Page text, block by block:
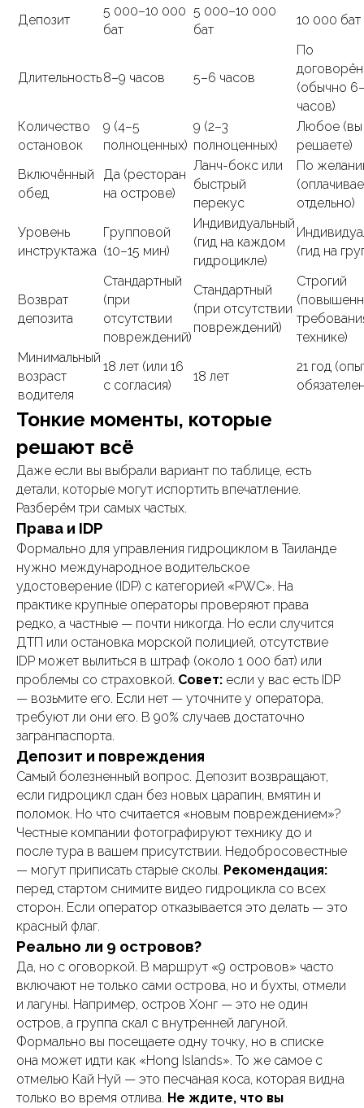
Депозит
5 000–10 000
бат
5 000–10 000
бат
10 000 бат
Длительность8–9 часов 5–6 часов
По
(обычно
часов)
Количество
остановок
9 (4–5
полноценных)
9 (2–3
полноценных)
Любое (вы
решаете)
Включённый
обед
Да (ресторан
на острове)
Ланч-бокс или
быстрый
перекус
По
отдельно)
Уровень
инструктажа
Групповой
(10–15 мин)
Индивидуальный
(гид на каждом
гидроцикле)
(гид на
Возврат
депозита
Стандартный
(при
отсутствии
повреждений)
Стандартный
(при отсутствии
повреждений)
Строгий
технике)
Минимальный
возраст
водителя
18 лет (или 16
с согласия)
18 лет
21 год
Тонкие моменты, которые
решают всё
Даже если вы выбрали вариант по таблице, есть
детали, которые могут испортить впечатление.
Разберём три самых частых.
Права и IDP
Формально для управления гидроциклом в Таиланде
нужно международное водительское
удостоверение (IDP) с категорией «PWC». На
практике крупные операторы проверяют права
редко, а частные — почти никогда. Но если случится
ДТП или остановка морской полицией, отсутствие
IDP может вылиться в штраф (около 1 000 бат) или
проблемы со страховкой. Совет: если у вас есть IDP
— возьмите его. Если нет — уточните у оператора,
требуют ли они его. В 90% случаев достаточно
загранпаспорта.
Депозит и повреждения
Самый болезненный вопрос. Депозит возвращают,
если гидроцикл сдан без новых царапин, вмятин и
поломок. Но что считается «новым повреждением»?
Честные компании фотографируют технику до и
после тура в вашем присутствии. Недобросовестные
— могут приписать старые сколы. Рекомендация:
перед стартом снимите видео гидроцикла со всех
сторон. Если оператор отказывается это делать — это
красный флаг.
Реально ли 9 островов?
Да, но с оговоркой. В маршрут «9 островов» часто
включают не только сами острова, но и бухты, отмели
и лагуны. Например, остров Хонг — это не один
остров, а группа скал с внутренней лагуной.
Формально вы посещаете одну точку, но в списке
она может идти как «Hong Islands». То же самое с
отмелью Кай Нуй — это песчаная коса, которая видна
только во время отлива. Не ждите, что вы